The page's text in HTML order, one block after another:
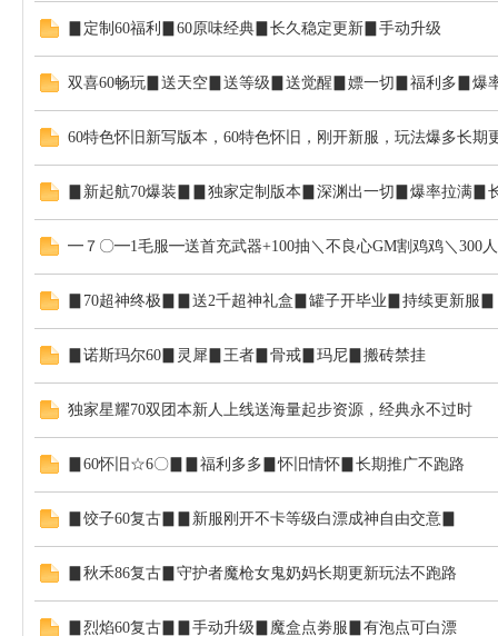
▊定制60福利▊60原味经典▊长久稳定更新▊手动升级
双喜60畅玩▊送天空▊送等级▊送觉醒▊嫖一切▊福利多▊爆
60特色怀旧新写版本，60特色怀旧，刚开新服，玩法爆多长期
▊新起航70爆装▊▊独家定制版本▊深渊出一切▊爆率拉满▊
━７〇━1毛服━送首充武器+100抽＼不良心GM割鸡鸡＼300
▊70超神终极▊▊送2千超神礼盒▊罐子开毕业▊持续更新服▊
▊诺斯玛尔60▊灵犀▊王者▊骨戒▊玛尼▊搬砖禁挂
独家星耀70双团本新人上线送海量起步资源，经典永不过时
▊60怀旧☆6〇▊▊福利多多▊怀旧情怀▊长期推广不跑路
▊饺子60复古▊▊新服刚开不卡等级白漂成神自由交意▊
▊秋禾86复古▊守护者魔枪女鬼奶妈长期更新玩法不跑路
▊烈焰60复古▊▊手动升级▊魔盒点劵服▊有泡点可白漂